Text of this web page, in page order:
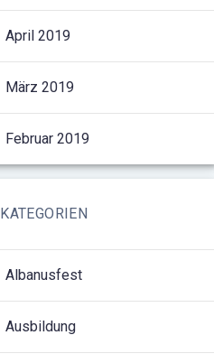
April 2019
März 2019
Februar 2019
KATEGORIEN
Albanusfest
Ausbildung